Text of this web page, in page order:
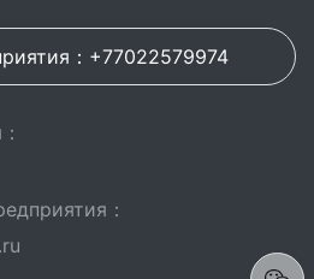
：+77022579974
：